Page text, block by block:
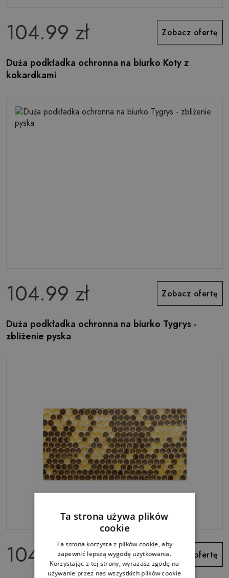
104.99 zł Zobacz ofertę
Duża podkładka ochronna na biurko Koty z
kokardkami
104.99 zł Zobacz ofertę
Duża podkładka ochronna na biurko Tygrys -
zbliżenie pyska
104.99 zł Zobacz ofertę
Ta strona używa plików
cookie
Ta strona korzysta z plików cookie, aby
zapewnić lepszą wygodę użytkowania.
Korzystając z tej strony, wyrażasz zgodę na
używanie przez nas wszystkich plików cookie